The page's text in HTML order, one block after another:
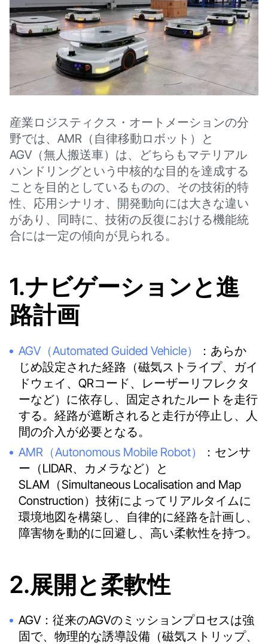
産業ロジスティクス・オートメーションの分
野では、AMR（自律移動ロボット）と
AGV（無人搬送車）は、どちらもマテリアル
ハンドリングという中核的な目的を達成する
ことを目的としているものの、その技術的特
性、応用シナリオ、開発動向には大きな違い
があり、同時に、技術の反復における機能統
合には一定の傾向が見られる。
1.ナビゲーションと進
路計画
AGV（Automated Guided Vehicle）
：あらか
じめ設定された経路（磁気ストライプ、ガイ
ドウェイ、QRコード、レーザーリフレクタ
ーなど）に依存し、固定されたルートを走行
する。経路が遮断されると走行が停止し、人
間の介入が必要となる。
AMR（Autonomous Mobile Robot）
：センサ
ー（LIDAR、カメラなど）と
SLAM（Simultaneous Localisation and Map
Construction）技術によってリアルタイムに
環境地図を構築し、自律的に経路を計画し、
障害物を動的に回避し、高い柔軟性を持つ。
2.展開と柔軟性
AGV：従来のAGVのミッションプロセスは強
固で、物理的な誘導設備（磁気ストリップ、